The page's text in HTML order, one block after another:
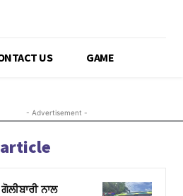
US GAME
- Advertisement -
ਨਾਲ